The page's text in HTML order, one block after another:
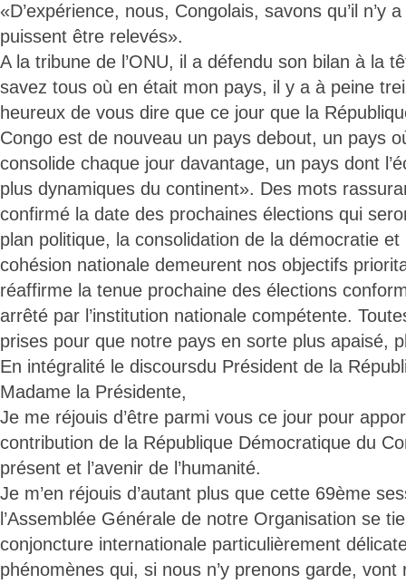
«D’expérience, nous, Congolais, savons qu’il n’y
puissent être relevés».
A la tribune de l’ONU, il a défendu son bilan à la
savez tous où en était mon pays, il y a à peine
heureux de vous dire que ce jour que la
Congo est de nouveau un pays debout, un pays
consolide chaque jour davantage, un pays dont
plus dynamiques du continent». Des mots
confirmé la date des prochaines élections qui
plan politique, la consolidation de la démocratie
cohésion nationale demeurent nos objectifs
réaffirme la tenue prochaine des élections
arrêté par l’institution nationale compétente.
prises pour que notre pays en sorte plus apaisé,
En intégralité le discoursdu Président de la
Madame la Présidente,
Je me réjouis d’être parmi vous ce jour pour
contribution de la République Démocratique du
présent et l’avenir de l’humanité.
Je m’en réjouis d’autant plus que cette 69ème
l’Assemblée Générale de notre Organisation se
conjoncture internationale particulièrement
phénomènes qui, si nous n’y prenons garde,